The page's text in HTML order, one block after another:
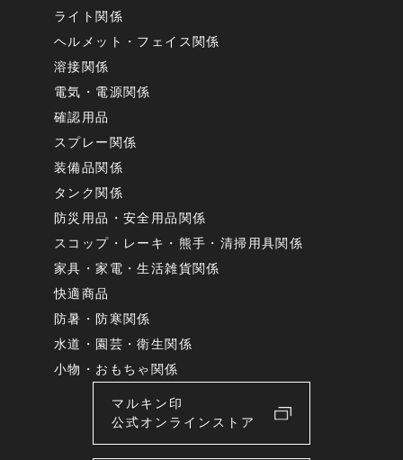
ライト関係
ヘルメット・フェイス関係
溶接関係
電気・電源関係
確認用品
スプレー関係
装備品関係
タンク関係
防災用品・安全用品関係
スコップ・レーキ・熊手・清掃用具関係
家具・家電・生活雑貨関係
快適商品
防暑・防寒関係
水道・園芸・衛生関係
小物・おもちゃ関係
マルキン印
公式オンラインストア